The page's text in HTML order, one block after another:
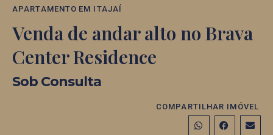
APARTAMENTO EM ITAJAÍ
Venda de andar alto no Brava
Center Residence
Sob Consulta
COMPARTILHAR IMÓVEL